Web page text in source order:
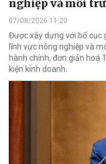
nghiệp và môi
07/08/2026 11:20
Được xây dựng với bố cục
lĩnh vực nông nghiệp và
hành chính, đơn giản hoá
kiện kinh doanh.